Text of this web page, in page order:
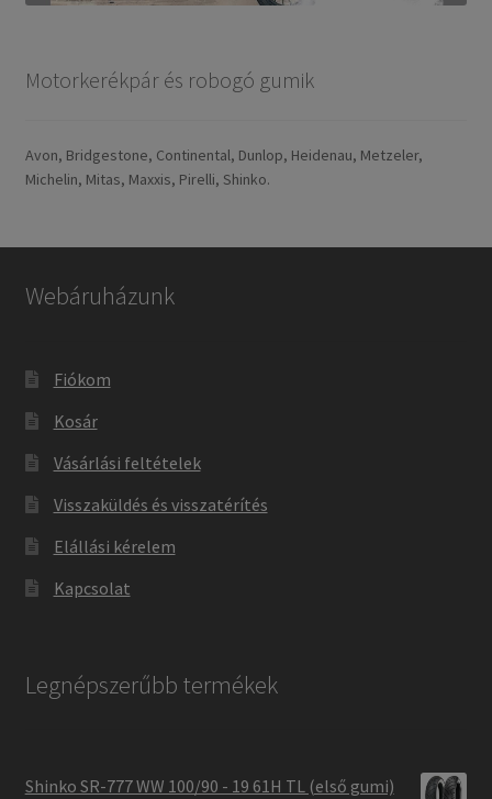
Motorkerékpár és robogó gumik
Avon, Bridgestone, Continental, Dunlop, Heidenau, Metzeler,
Michelin, Mitas, Maxxis, Pirelli, Shinko.
Webáruházunk
Fiókom
Kosár
Vásárlási feltételek
Visszaküldés és visszatérítés
Elállási kérelem
Kapcsolat
Legnépszerűbb termékek
Shinko SR-777 WW 100/90 - 19 61H TL (első gumi)